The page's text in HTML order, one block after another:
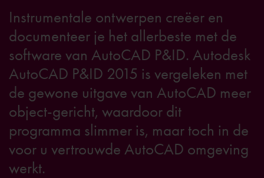
Instrumentale ontwerpen creëer en
documenteer je het allerbeste met de
software van AutoCAD P&ID. Autodesk
AutoCAD P&ID 2015 is vergeleken met
de gewone uitgave van AutoCAD meer
object-gericht, waardoor dit
programma slimmer is, maar toch in de
voor u vertrouwde AutoCAD omgeving
werkt.